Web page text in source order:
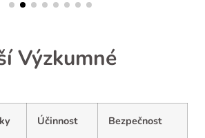
Výzkumné
Účinnost Bezpečnost